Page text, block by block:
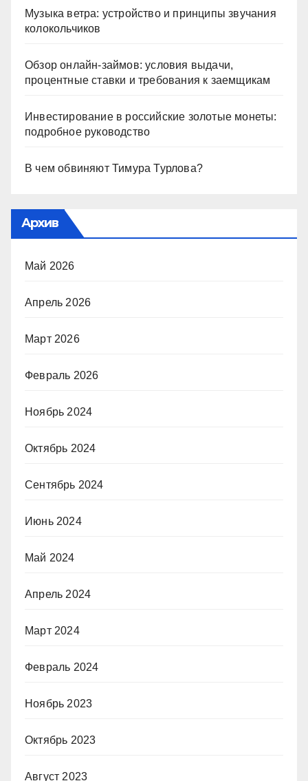
Музыка ветра: устройство и принципы звучания
колокольчиков
Обзор онлайн-займов: условия выдачи,
процентные ставки и требования к заемщикам
Инвестирование в российские золотые монеты:
подробное руководство
В чем обвиняют Тимура Турлова?
Архив
Май 2026
Апрель 2026
Март 2026
Февраль 2026
Ноябрь 2024
Октябрь 2024
Сентябрь 2024
Июнь 2024
Май 2024
Апрель 2024
Март 2024
Февраль 2024
Ноябрь 2023
Октябрь 2023
Август 2023